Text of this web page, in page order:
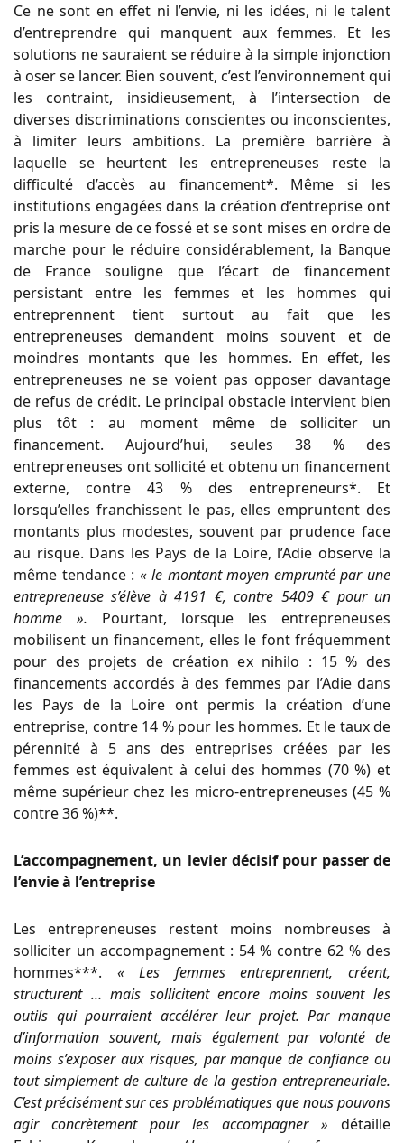
Ce ne sont en effet ni l’envie, ni les idées, ni le talent
d’entreprendre qui manquent aux femmes. Et les
solutions ne sauraient se réduire à la simple injonction
à oser se lancer. Bien souvent, c’est l’environnement qui
les contraint, insidieusement, à l’intersection de
diverses discriminations conscientes ou inconscientes,
à limiter leurs ambitions. La première barrière à
laquelle se heurtent les entrepreneuses reste la
difficulté d’accès au financement*. Même si les
institutions engagées dans la création d’entreprise ont
pris la mesure de ce fossé et se sont mises en ordre de
marche pour le réduire considérablement, la Banque
de France souligne que l’écart de financement
persistant entre les femmes et les hommes qui
entreprennent tient surtout au fait que les
entrepreneuses demandent moins souvent et de
moindres montants que les hommes. En effet, les
entrepreneuses ne se voient pas opposer davantage
de refus de crédit. Le principal obstacle intervient bien
plus tôt : au moment même de solliciter un
financement. Aujourd’hui, seules 38 % des
entrepreneuses ont sollicité et obtenu un financement
externe, contre 43 % des entrepreneurs*. Et
lorsqu’elles franchissent le pas, elles empruntent des
montants plus modestes, souvent par prudence face
au risque. Dans les Pays de la Loire, l’Adie observe la
même tendance : « le montant moyen emprunté par une
entrepreneuse s’élève à 4191 €, contre 5409 € pour un
homme ». Pourtant, lorsque les entrepreneuses
mobilisent un financement, elles le font fréquemment
pour des projets de création ex nihilo : 15 % des
financements accordés à des femmes par l’Adie dans
les Pays de la Loire ont permis la création d’une
entreprise, contre 14 % pour les hommes. Et le taux de
pérennité à 5 ans des entreprises créées par les
femmes est équivalent à celui des hommes (70 %) et
même supérieur chez les micro-entrepreneuses (45 %
contre 36 %)**.
L’accompagnement, un levier décisif pour passer de
l’envie à l’entreprise
Les entrepreneuses restent moins nombreuses à
solliciter un accompagnement : 54 % contre 62 % des
hommes***. « Les femmes entreprennent, créent,
structurent … mais sollicitent encore moins souvent les
outils qui pourraient accélérer leur projet. Par manque
d’information souvent, mais également par volonté de
moins s’exposer aux risques, par manque de confiance ou
tout simplement de culture de la gestion entrepreneuriale.
C’est précisément sur ces problématiques que nous pouvons
agir concrètement pour les accompagner » détaille